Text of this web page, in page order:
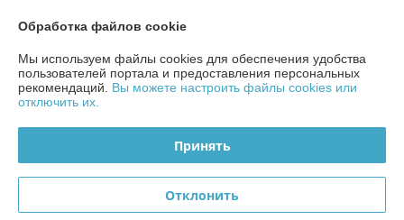
Полная версия сайта
Политика обработки cookies
Сайт создан на платформе Deal.by
Обработка файлов cookie
Мы используем файлы cookies для обеспечения удобства
пользователей портала и предоставления персональных
рекомендаций. Вы можете настроить файлы cookies или
отключить их.
Принять
Отклонить